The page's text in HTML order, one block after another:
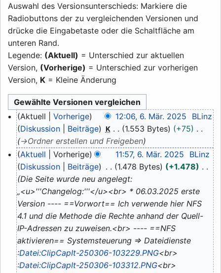
Auswahl des Versionsunterschieds: Markiere die
Radiobuttons der zu vergleichenden Versionen und
drücke die Eingabetaste oder die Schaltfläche am
unteren Rand.
Legende: (Aktuell) = Unterschied zur aktuellen
Version, (Vorherige) = Unterschied zur vorherigen
Version, K = Kleine Änderung
6.
März
2025
Aktuell Vorherige 12:06, 6. Mär. 2025
BLinz
Diskussion
Beiträge K 1.553 Bytes
+75
→Ordner erstellen und Freigeben
Aktuell
Vorherige 11:57, 6. Mär. 2025
BLinz
Diskussion
Beiträge 1.478 Bytes
+1.478
Die Seite wurde neu angelegt:
„<u>'''Changelog:'''</u><br> * 06.03.2025 erste
Version ---- ==Vorwort== Ich verwende hier NFS
4.1 und die Methode die Rechte anhand der Quell-
IP-Adressen zu zuweisen.<br> ---- ==NFS
aktivieren== Systemsteuerung => Dateidienste
:Datei:ClipCapIt-250306-103229.PNG<br>
:Datei:ClipCapIt-250306-103312.PNG<br>